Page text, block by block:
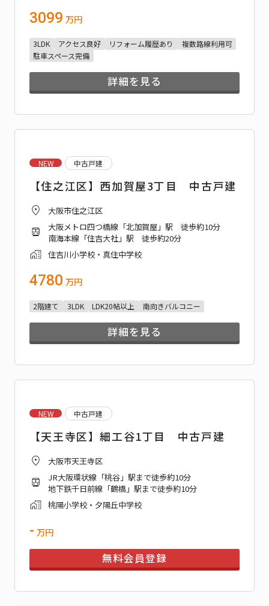
3099 万円
3LDK アクセス良好 リフォーム履歴あり
複数路線利用可
駐車スペース完備
詳細を見る
NEW 中古戸建
【住之江区】西加賀屋3丁目 中古戸建
大阪市住之江区
大阪メトロ四つ橋線「北加賀屋」駅 徒歩約10分
南海本線「住吉大社」駅 徒歩約20分
住吉川小学校・真住中学校
4780 万円
2階建て 3LDK LDK20帖以上 南向きバルコニー
詳細を見る
NEW 中古戸建
【天王寺区】細工谷1丁目 中古戸建
大阪市天王寺区
JR大阪環状線「桃谷」駅まで徒歩約10分
地下鉄千日前線「鶴橋」駅まで徒歩約10分
桃陽小学校・夕陽丘中学校
- 万円
無料会員登録